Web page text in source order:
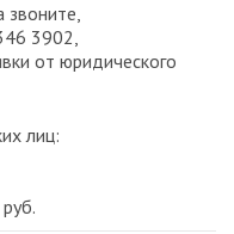
звоните,
3902,
от юридического
лиц: